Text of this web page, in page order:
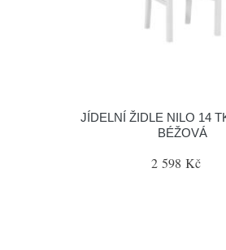
JÍDELNÍ ŽIDLE NILO 14
BÉŽOVÁ
2 598 Kč